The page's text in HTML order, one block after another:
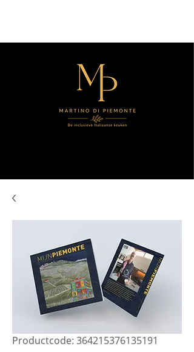
Productcode: 364215376135191